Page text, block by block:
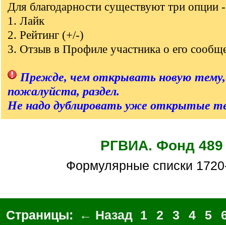
]
Для благодарности существуют три опции -
1. Лайк
2. Рейтинг (+/-)
3. Отзыв в Профиле участника о его
Прежде, чем открывать новую
пожалуйста, раздел.
Не надо дублировать уже открытые
РГВИА. Фонд 489
Формулярные списки
Страницы: ← Назад 1 2 3 4 5